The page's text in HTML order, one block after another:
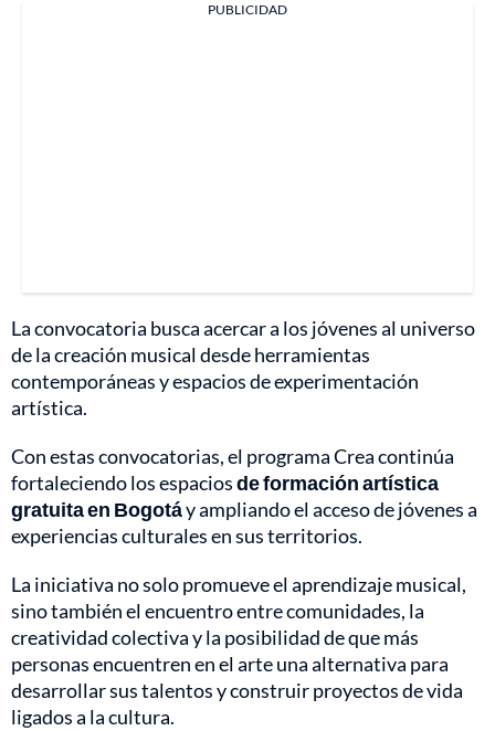
PUBLICIDAD
La convocatoria busca acercar a los jóvenes al universo
de la creación musical desde herramientas
contemporáneas y espacios de experimentación
artística.
Con estas convocatorias, el programa Crea continúa
fortaleciendo los espaciosde formación artística
gratuita en Bogotáy ampliando el acceso de jóvenes a
experiencias culturales en sus territorios.
La iniciativa no solo promueve el aprendizaje musical,
sino también el encuentro entre comunidades, la
creatividad colectiva y la posibilidad de que más
personas encuentren en el arte una alternativa para
desarrollar sus talentos y construir proyectos de vida
ligados a la cultura.